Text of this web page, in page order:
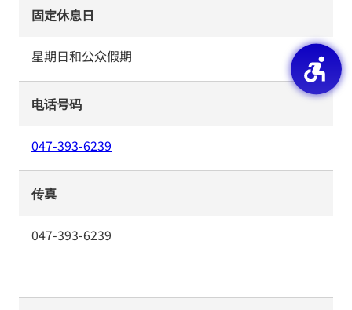
固定休息日
星期日和公众假期
电话号码
047-393-6239
传真
047-393-6239